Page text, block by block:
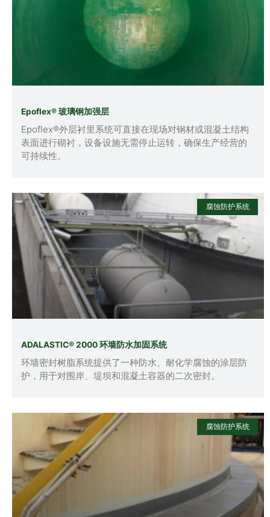
Epoflex® 玻璃钢加强层
Epoflex®外层衬里系统可直接在现场对钢材或混凝土结构
表面进行砌衬，设备设施无需停止运转，确保生产经营的
可持续性。
腐蚀防护系统
ADALASTIC® 2000 环墙防水加固系统
环墙密封树脂系统提供了一种防水、耐化学腐蚀的涂层防
护，用于对围岸、堤坝和混凝土容器的二次密封。
腐蚀防护系统